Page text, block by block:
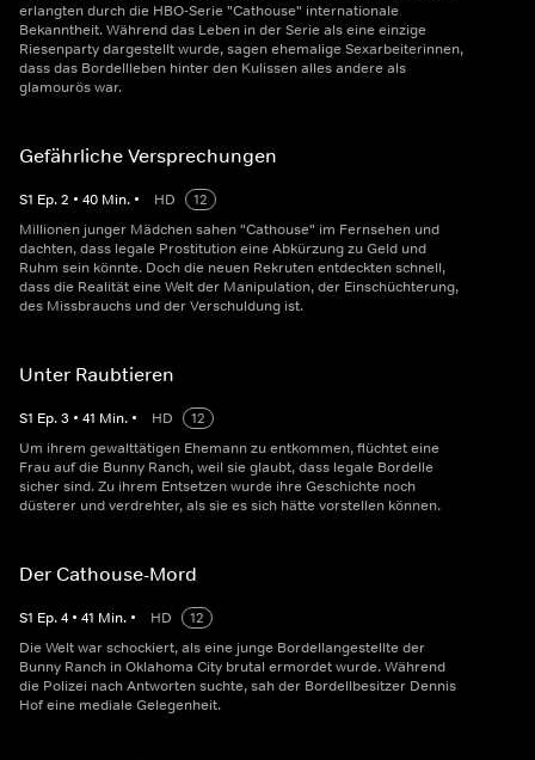
erlangten durch die HBO-Serie "Cathouse" internationale
Bekanntheit. Während das Leben in der Serie als eine einzige
Riesenparty dargestellt wurde, sagen ehemalige Sexarbeiterinnen,
dass das Bordellleben hinter den Kulissen alles andere als
glamourös war.
Gefährliche Versprechungen
S1 Ep.2 • 40 Min. • HD
12
Millionen junger Mädchen sahen "Cathouse" im Fernsehen und
dachten, dass legale Prostitution eine Abkürzung zu Geld und
Ruhm sein könnte. Doch die neuen Rekruten entdeckten schnell,
dass die Realität eine Welt der Manipulation, der Einschüchterung,
des Missbrauchs und der Verschuldung ist.
Unter Raubtieren
S1 Ep.3 • 41 Min. • HD
12
Um ihrem gewalttätigen Ehemann zu entkommen, flüchtet eine
Frau auf die Bunny Ranch, weil sie glaubt, dass legale Bordelle
sicher sind. Zu ihrem Entsetzen wurde ihre Geschichte noch
düsterer und verdrehter, als sie es sich hätte vorstellen können.
Der Cathouse-Mord
S1 Ep.4 • 41 Min. • HD
12
Die Welt war schockiert, als eine junge Bordellangestellte der
Bunny Ranch in Oklahoma City brutal ermordet wurde. Während
die Polizei nach Antworten suchte, sah der Bordellbesitzer Dennis
Hof eine mediale Gelegenheit.